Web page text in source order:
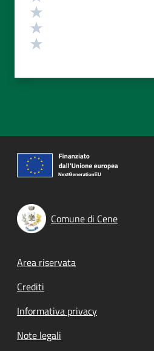
Comune di Cene
Footer menu
Area riservata
Crediti
Informativa privacy
Note legali